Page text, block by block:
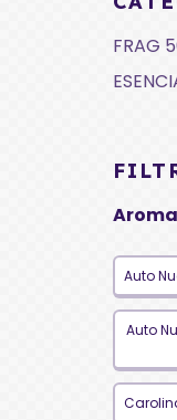
FRAG
Auto
Auto